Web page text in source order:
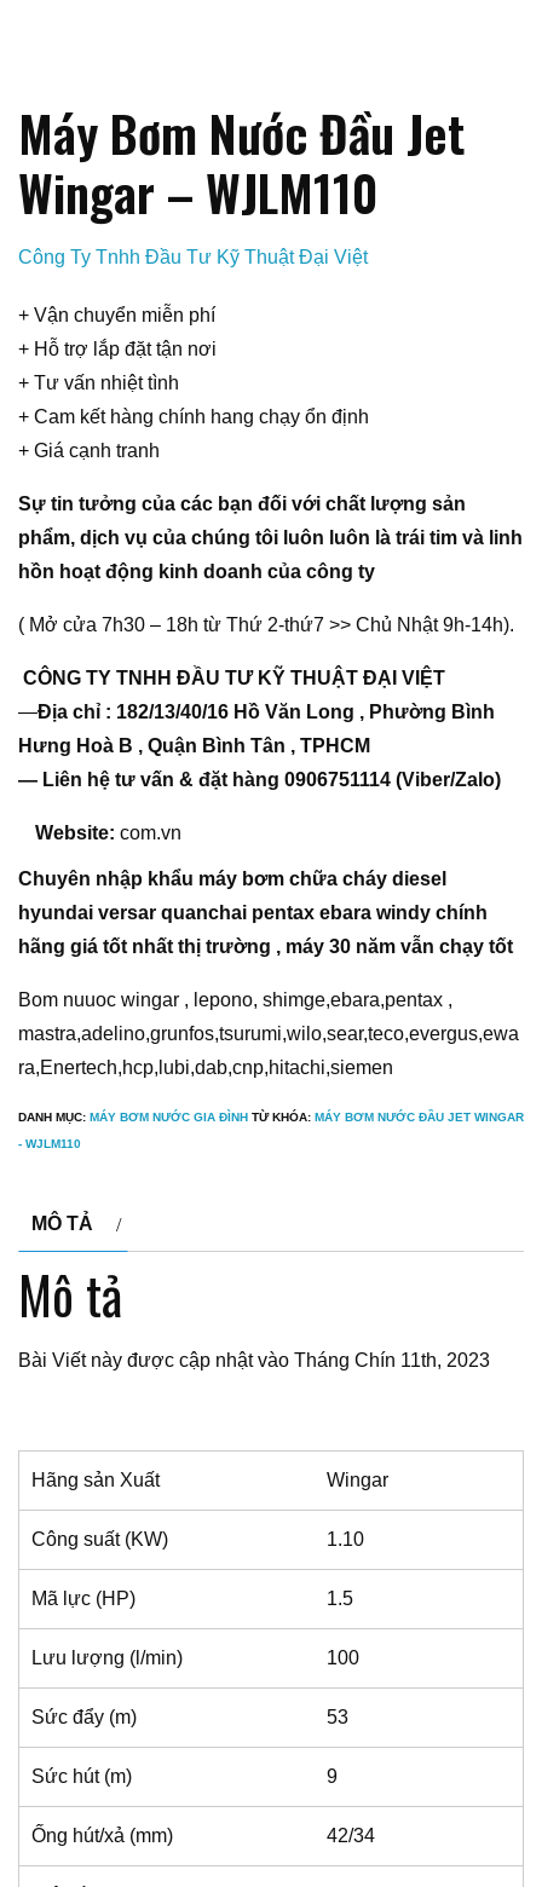
Máy Bơm Nước Đầu Jet
Wingar – WJLM110
Công Ty Tnhh Đầu Tư Kỹ Thuật Đại Việt
+ Vận chuyển miễn phí
+ Hỗ trợ lắp đặt tận nơi
+ Tư vấn nhiệt tình
+ Cam kết hàng chính hang chạy ổn định
+ Giá cạnh tranh
Sự tin tưởng của các bạn đối với chất lượng sản
phẩm, dịch vụ của chúng tôi luôn luôn là trái tim và linh
hồn hoạt động kinh doanh của công ty
( Mở cửa 7h30 – 18h từ Thứ 2-thứ7 >> Chủ Nhật 9h-14h).
CÔNG TY TNHH ĐẦU TƯ KỸ THUẬT ĐẠI VIỆT
—Địa chỉ : 182/13/40/16 Hồ Văn Long , Phường Bình
Hưng Hoà B , Quận Bình Tân , TPHCM
— Liên hệ tư vấn & đặt hàng 0906751114 (Viber/Zalo)
Website:com.vn
Chuyên nhập khẩu máy bơm chữa cháy diesel
hyundai versar quanchai pentax ebara windy chính
hãng giá tốt nhất thị trường , máy 30 năm vẫn chạy tốt
Bom nuuoc wingar , lepono, shimge,ebara,pentax ,
mastra,adelino,grunfos,tsurumi,wilo,sear,teco,evergus,ewa
ra,Enertech,hcp,lubi,dab,cnp,hitachi,siemen
DANH MỤC: MÁY BƠM NƯỚC GIA ĐÌNH TỪ KHÓA: MÁY BƠM NƯỚC ĐẦU JET WINGAR
- WJLM110
MÔ TẢ
Mô tả
Bài Viết này được cập nhật vào Tháng Chín 11th, 2023
Hãng sản Xuất Wingar
Công suất (KW) 1.10
Mã lực (HP) 1.5
Lưu lượng (l/min) 100
Sức đẩy (m) 53
Sức hút (m) 9
Ống hút/xả (mm) 42/34